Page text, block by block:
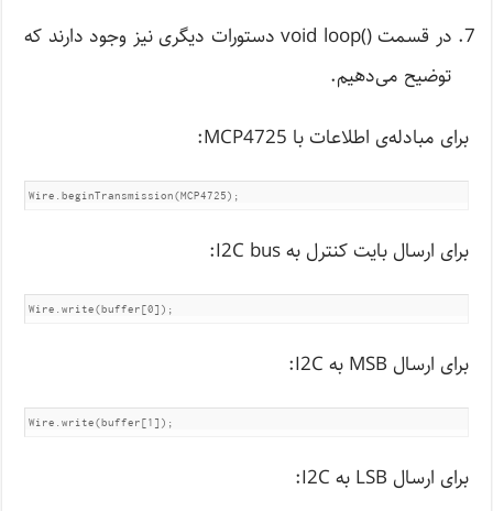
در قسمت ()void loop دستورات دیگری نیز وجود دارند که
توضیح می‌دهیم.
برای مبادله‌ی اطلاعات با MCP4725:
Wire.beginTransmission(MCP4725);
برای ارسال بایت کنترل به I2C bus:
Wire.write(buffer[0]);
برای ارسال MSB به I2C:
Wire.write(buffer[1]);
برای ارسال LSB به I2C: